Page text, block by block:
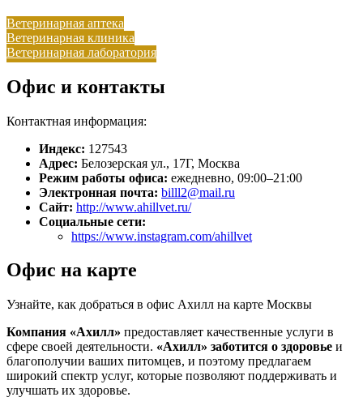
Ветеринарная аптека
Ветеринарная клиника
Ветеринарная лаборатория
Офис и контакты
Контактная информация:
Индекс: 127543
Адрес: Белозерская ул., 17Г, Москва
Режим работы офиса: ежедневно, 09:00–21:00
Электронная почта: billl2@mail.ru
Сайт: http://www.ahillvet.ru/
Социальные сети:
https://www.instagram.com/ahillvet
Офис на карте
Узнайте, как добраться в офис Ахилл на карте Москвы
Компания «Ахилл» предоставляет качественные услуги в
сфере своей деятельности. «Ахилл» заботится о здоровье и
благополучии ваших питомцев, и поэтому предлагаем
широкий спектр услуг, которые позволяют поддерживать и
улучшать их здоровье.